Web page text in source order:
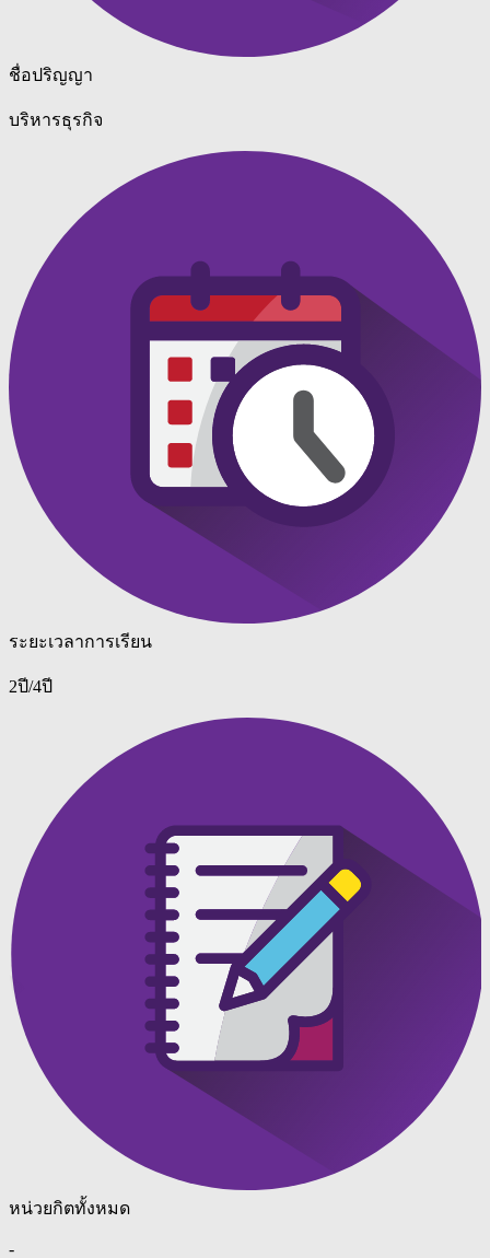
ชื่อปริญญา
บริหารธุรกิจ
ระยะเวลาการเรียน
2ปี/4ปี
หน่วยกิตทั้งหมด
-